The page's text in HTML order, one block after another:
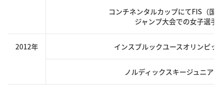
コンチネンタルカップにてFIS（国
ジャンプ大会での女子選手
2012年 インスブルックユースオリンピッ
ノルディックスキージュニア